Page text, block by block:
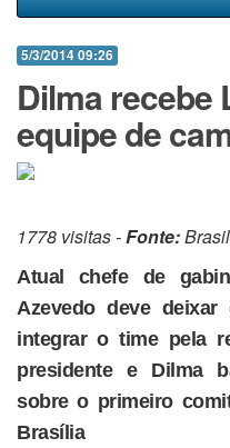
5/3/2014 09:26
Dilma recebe
equipe de
1778 visitas -Fonte:
Atual chefe de
Azevedo deve
integrar o time pela
presidente e Dilma
sobre o primeiro
Brasília